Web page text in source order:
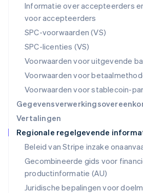
Informatie over accepteerders
voor accepteerders
SPC-voorwaarden (VS)
SPC-licenties (VS)
Voorwaarden voor uitgevende
Voorwaarden voor
Voorwaarden voor stablecoin-
Vertalingen
Regionale regelgevende
Beleid van Stripe inzake
Gecombineerde gids voor
productinformatie (AU)
Juridische bepalingen voor
Oostenrijk
DeutschEnglish
Polen
English
Portugal
PortuguêsEnglish
English
Singapore
Slovenië
EnglishItaliano
Slowakije
English
EspañolEnglish
Thailand
ไทยEnglish